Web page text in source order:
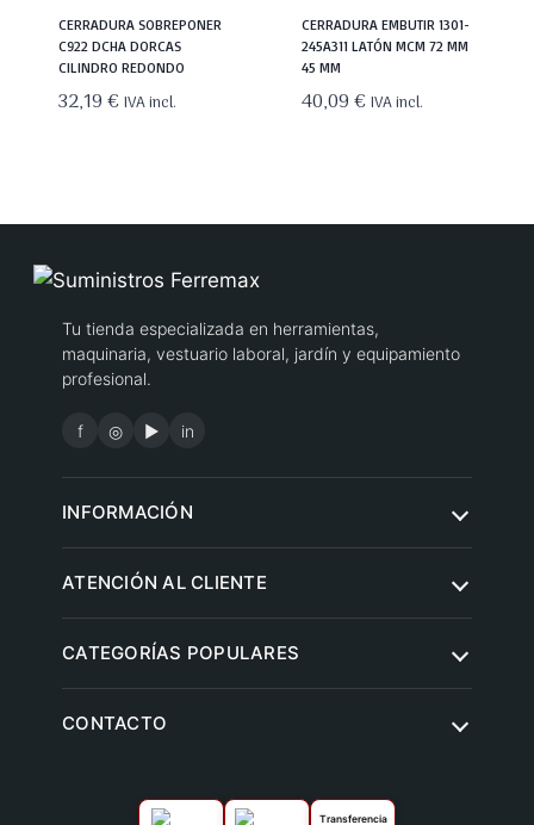
CERRADURA SOBREPONER
C922 DCHA DORCAS
CILINDRO REDONDO
32,19€ IVA incl.
CERRADURA EMBUTIR 1301-
245A311 LATÓN MCM 72 MM
45 MM
40,09€ IVA incl.
Tu tienda especializada en herramientas,
maquinaria, vestuario laboral, jardín y equipamiento
profesional.
f ◎ ▶ in
ATENCIÓN AL CLIENTE
Envíos y entregas
INFORMACIÓN
Aviso legal
CATEGORÍAS POPULARES
Climatización y ventilación
Transferencia
CONTACTO